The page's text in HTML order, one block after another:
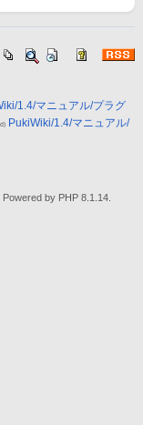
1.4/マニュアル/プラグ
PukiWiki/1.4/マニュアル/
Powered by PHP 8.1.14.